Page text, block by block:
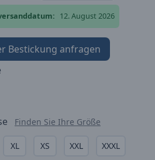
12. August 2026
Bestickung anfragen
Finden Sie Ihre Größe
XL XS XXL XXXL